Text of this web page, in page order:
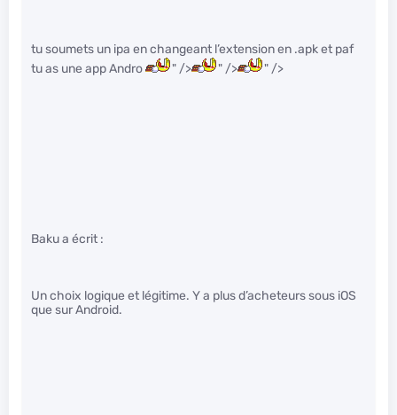
tu soumets un ipa en changeant l’extension en .apk et paf
tu as une app Andro
" /> " /> " />
Baku a écrit :
Un choix logique et légitime. Y a plus d’acheteurs sous iOS
que sur Android.